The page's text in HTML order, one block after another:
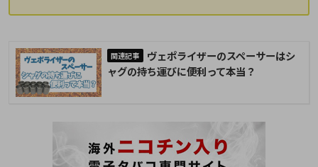
ヴェポライザーのスペーサーはシ
ャグの持ち運びに便利って本当？